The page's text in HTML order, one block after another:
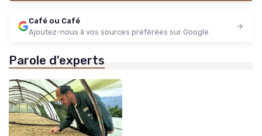
Café ou Café
Ajoutez-nous à vos sources préférées sur Google
Parole d'experts